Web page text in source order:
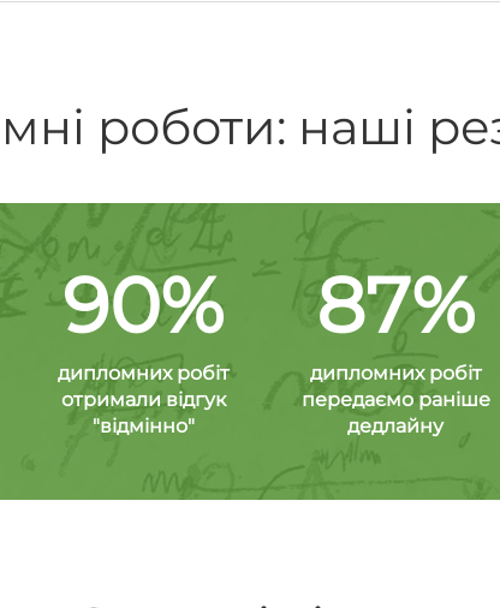
роботи: наші
90%
дипломних робіт
отримали відгук
"відмінно"
87%
дипломних робіт
передаємо раніше
дедлайну